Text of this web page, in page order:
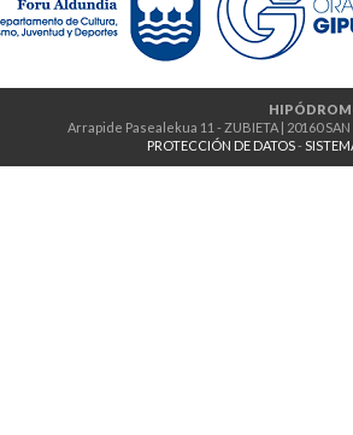
Arrapide Pasealekua 11 - ZUBIETA | 20160
PROTECCIÓN DE DATOS-